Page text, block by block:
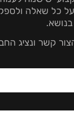
כל שאלה
בנושא.
קשר ונציג